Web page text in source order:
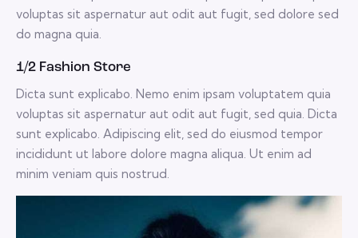
voluptas sit aspernatur aut odit aut fugit, sed dolore sed
do magna quia.
1/2 Fashion Store
Dicta sunt explicabo. Nemo enim ipsam voluptatem quia
voluptas sit aspernatur aut odit aut fugit, sed quia. Dicta
sunt explicabo. Adipiscing elit, sed do eiusmod tempor
incididunt ut labore dolore magna aliqua. Ut enim ad
minim veniam quis nostrud.